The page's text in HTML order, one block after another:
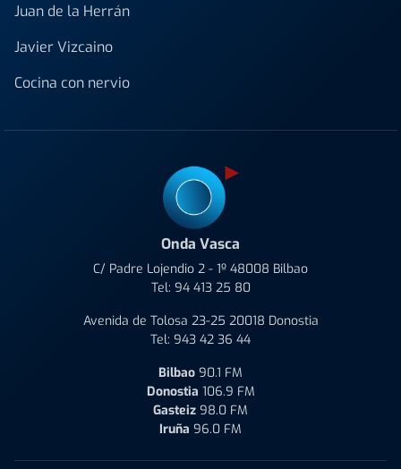
Juan de la Herrán
Javier Vizcaino
Cocina con nervio
Onda Vasca
C/ Padre Lojendio 2 - 1º 48008 Bilbao
Tel: 94 413 25 80
Avenida de Tolosa 23-25 20018 Donostia
Tel: 943 42 36 44
Bilbao 90.1 FM
Donostia 106.9 FM
Gasteiz 98.0 FM
Iruña 96.0 FM